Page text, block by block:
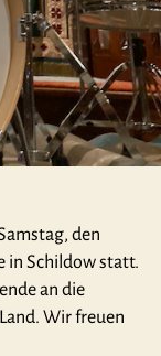
den
in Schildow statt.
an die
Wir freuen